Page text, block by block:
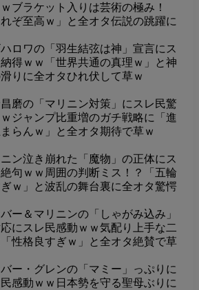
ブラケット入りは芸術の極み！
れぞ至高ｗ」と全オタ伝説の跳躍に
ロワの「羽生結弦は神」宣言にス
得ｗｗ「世界共通の真理ｗ」と神
りに全オタひれ伏して草ｗ
磨の「マリニン対策」にスレ民驚
ジャンプ比重増のガチ戦略に「進
らんｗ」と全オタ期待で草ｗ
ン泣き崩れた「魔物」の正体にス
句ｗｗ周囲の判断ミス！？「五輪
ｗ」と波乱の舞台裏に全オタ驚愕
ー＆マリニンの「しゃがみ込み」
にスレ民感動ｗｗ気配り上手な二
「性格良すぎｗ」と全オタ絶賛で草
ー・グレンの「マミー」っぷりに
感動ｗｗ日本勢を守る聖母ぶりに